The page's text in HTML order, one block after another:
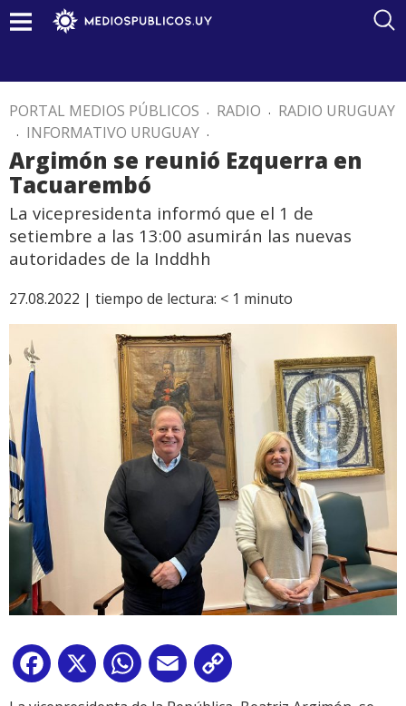
PORTAL MEDIOS PÚBLICOS . RADIO . RADIO URUGUAY
. INFORMATIVO URUGUAY .
Argimón se reunió Ezquerra en
Tacuarembó
La vicepresidenta informó que el 1 de
setiembre a las 13:00 asumirán las nuevas
autoridades de la Inddhh
27.08.2022 | tiempo de lectura: < 1 minuto
Facebook
X WhatsApp
Email